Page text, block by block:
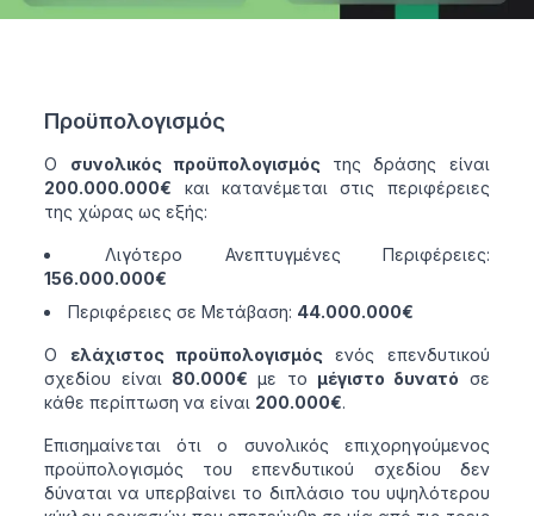
Προϋπολογισμός
Ο συνολικός προϋπολογισμόςτης δράσης είναι
200.000.000€ και κατανέμεται στις περιφέρειες
της χώρας ως εξής:
Λιγότερο Ανεπτυγμένες Περιφέρειες:
156.000.000€
Περιφέρειες σε Μετάβαση: 44.000.000€
Ο ελάχιστος προϋπολογισμός ενός επενδυτικού
σχεδίου είναι 80.000€ με το μέγιστο δυνατό σε
κάθε περίπτωση να είναι 200.000€.
Επισημαίνεται ότι ο συνολικός επιχορηγούμενος
προϋπολογισμός του επενδυτικού σχεδίου δεν
δύναται να υπερβαίνει το διπλάσιο του υψηλότερου